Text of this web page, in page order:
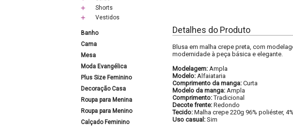
Shorts
Vestidos
Banho
Cama
Mesa
Moda Evangélica
Plus Size Feminino
Decoração Casa
Roupa para Menina
Roupa para Menino
Calçado Feminino
Detalhes do Produto
Blusa em malha crepe preta, com
modernidade à peça básica e elegante.
Modelagem: Ampla
Modelo: Alfaiataria
Comprimento da manga: Curta
Modelo da manga: Ampla
Comprimento:Tradicional
Decote frente: Redondo
Tecido: Malha crepe 220g 96% poliéster,
Uso casual: Sim